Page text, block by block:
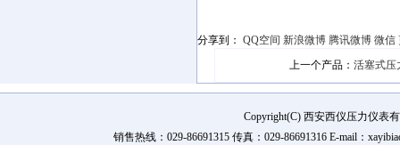
分享到： QQ空间 新浪微博 腾讯微博 微信
上一个产品：活塞式压
Copyright(C) 西安西仪压力仪表
销售热线：029-86691315 传真：029-86691316 E-mail：